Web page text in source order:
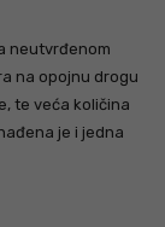
neutvrđenom
na opojnu drogu
te veća količina
je i jedna